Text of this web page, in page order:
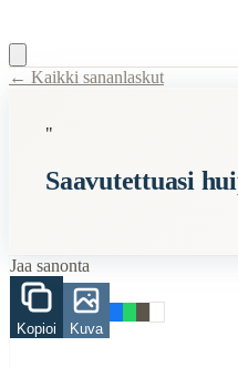
Semantic Themes
Related Topics
huippu
← Kaikki sananlaskut
"
Saavutettuasi
Jaa sanonta
Kopioi Kuva